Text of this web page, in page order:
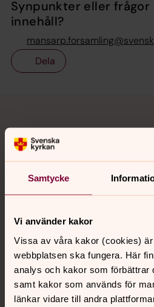
Samtycke
Vi använder kakor
Vissa av våra kakor (cookies)
webbplatsen ska fungera. Här
analys och kakor som förbättrar
samt kakor som används för
länkar vidare till andra
Synpunkter eller frågor
innehåll?
Dela
Kontakt
Hitta snabbt
Sociala kanaler